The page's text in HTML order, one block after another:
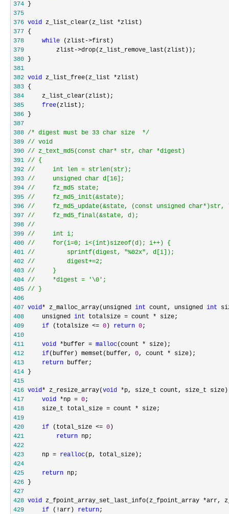
374
375
376 void z_list_clear(z_list *
377
378
while (zlist->
379
         zlist->
380
381
382 void z_list_free(z_list *
383
384
385
free
386
387
388 /* digest must be 33 char size */
389 //
390 //
391 //
392 //
393 //
394 //
395 //
396 //
397 //
398 //
399 //
400 //
401 //
402 //
403 //
404 //
405 // }
406
407 void* z_malloc_array(unsigned int count, unsigned int
408
     unsigned
int totalsize = count *
409
if (totalsize <= 0 ) return 0
410
411
void *buffer = malloc(count *
412
if(buffer) memset(buffer, 0, count *
413
return
414
415
416 void* z_resize_array(void *
417
void *np = 0
418
     size_t total_size = count *
419
420
if (total_size <= 0
421
return
422
423
     np =
realloc
424
425
return
426
427
428 void z_fpoint_array_set_last_info(z_fpoint_array *arr,
429
if (!arr) return